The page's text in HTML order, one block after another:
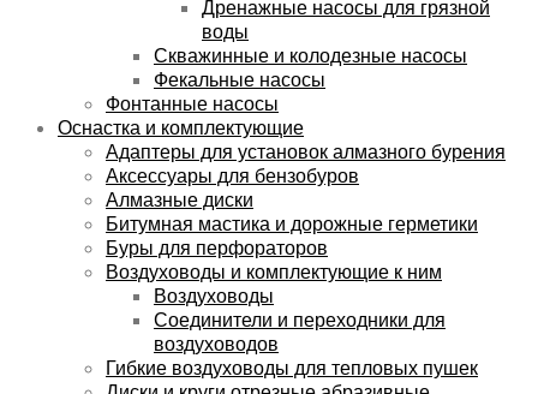
Дренажные насосы для грязной
воды
Скважинные и колодезные насосы
Фекальные насосы
Фонтанные насосы
Оснастка и комплектующие
Адаптеры для установок алмазного бурения
Аксессуары для бензобуров
Алмазные диски
Битумная мастика и дорожные герметики
Буры для перфораторов
Воздуховоды и комплектующие к ним
Воздуховоды
Соединители и переходники для
воздуховодов
Гибкие воздуховоды для тепловых пушек